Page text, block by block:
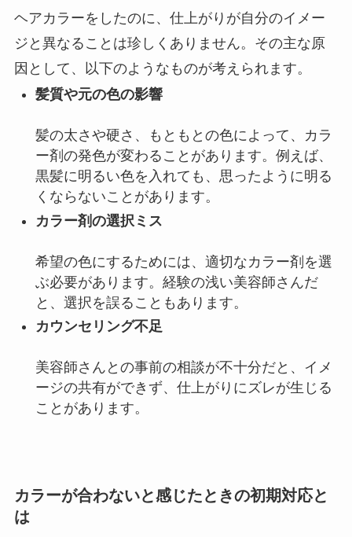
ヘアカラーをしたのに、仕上がりが自分のイメー
ジと異なることは珍しくありません。 その主な原
因として、以下のようなものが考えられます。
髪質や元の色の影響
髪の太さや硬さ、もともとの色によって、カラ
ー剤の発色が変わることがあります。 例えば、
黒髪に明るい色を入れても、思ったように明る
くならないことがあります。
カラー剤の選択ミス
希望の色にするためには、適切なカラー剤を選
ぶ必要があります。 経験の浅い美容師さんだ
と、選択を誤ることもあります。
カウンセリング不足
美容師さんとの事前の相談が不十分だと、イメ
ージの共有ができず、仕上がりにズレが生じる
ことがあります。
カラーが合わないと感じたときの初期対応と
は